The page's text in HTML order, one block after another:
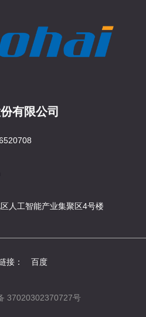
有限公司
人工智能产业集聚区4号楼
接： 百度
37020302370727号